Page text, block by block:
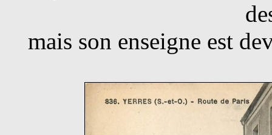
mais son enseigne est